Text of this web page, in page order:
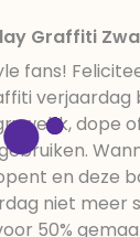
Graffiti
fans!
verjaardag
dope
en deze
niet meer
50%